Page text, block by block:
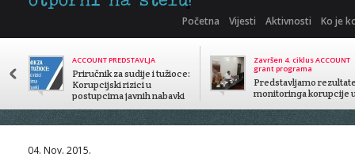
Početna Vijesti Aktivnosti Ko je
ACCOUNT PREDSTAVLJA
Priručnik za sudije i tužioce:
Korupcijski rizici u
postupcima javnih nabavki
Završen 4. ciklus ACCOUNT
grant programa
Predstavljamo
monitoringa korupcije
04. Nov. 2015.